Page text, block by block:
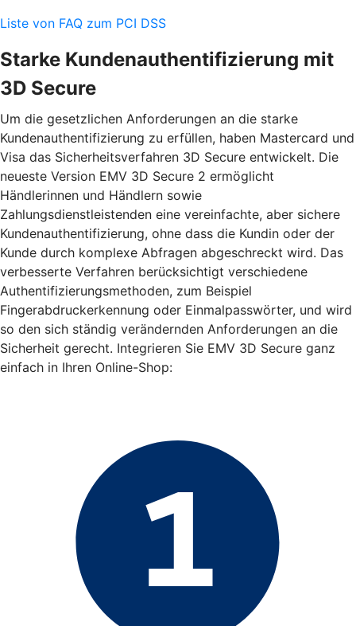
Liste von FAQ zum PCI DSS
Starke Kundenauthentifizierung mit
3D Secure
Um die gesetzlichen Anforderungen an die starke
Kundenauthentifizierung zu erfüllen, haben Mastercard und
Visa das Sicherheitsverfahren 3D Secure entwickelt. Die
neueste Version EMV 3D Secure 2 ermöglicht
Händlerinnen und Händlern sowie
Zahlungsdienstleistenden eine vereinfachte, aber sichere
Kundenauthentifizierung, ohne dass die Kundin oder der
Kunde durch komplexe Abfragen abgeschreckt wird. Das
verbesserte Verfahren berücksichtigt verschiedene
Authentifizierungsmethoden, zum Beispiel
Fingerabdruckerkennung oder Einmalpasswörter, und wird
so den sich ständig verändernden Anforderungen an die
Sicherheit gerecht. Integrieren Sie EMV 3D Secure ganz
einfach in Ihren Online-Shop: